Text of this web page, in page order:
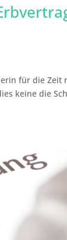
für die Zeit
keine die